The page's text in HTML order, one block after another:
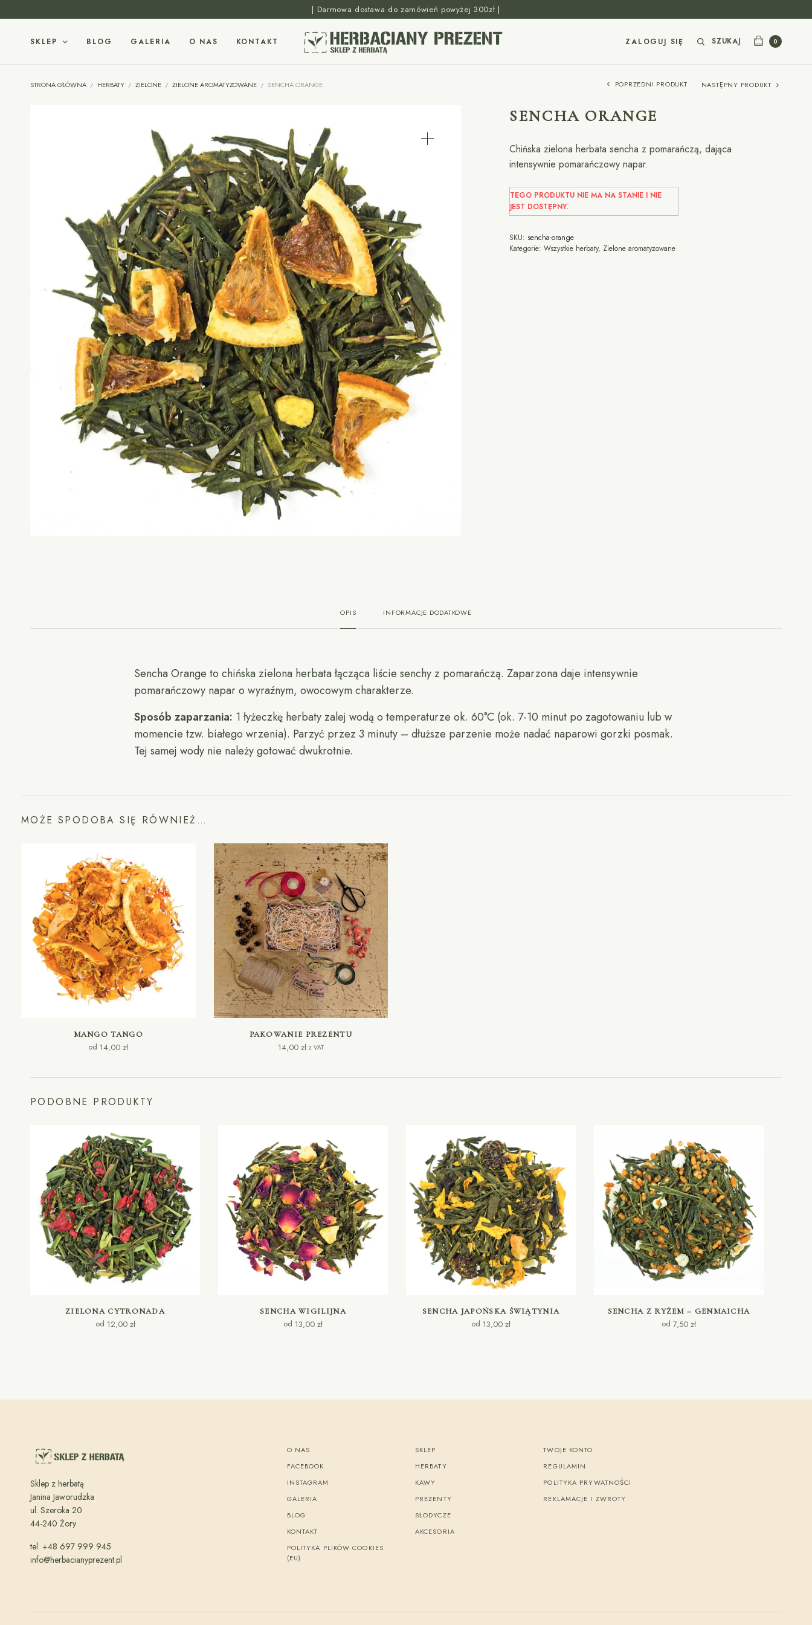
| Darmowa dostawa do zamówień powyżej 300zł |
SKLEP BLOG GALERIA O NAS KONTAKT ZALOGUJ SIĘ SZUKAJ 0
STRONA GŁÓWNA / HERBATY / ZIELONE / ZIELONE AROMATYZOWANE / SENCHA ORANGE POPRZEDNI PRODUKT NASTĘPNY PRODUKT
SENCHA ORANGE
Chińska zielona herbata sencha z pomarańczą, dająca
intensywnie pomarańczowy napar.
TEGO PRODUKTU NIE MA NA STANIE I NIE
JEST DOSTĘPNY.
SKU: sencha-orange
Kategorie:Wszystkie herbaty, Zielone aromatyzowane
OPIS INFORMACJE DODATKOWE
Sencha Orange to chińska zielona herbata łącząca liście senchy z pomarańczą. Zaparzona daje intensywnie
pomarańczowy napar o wyraźnym, owocowym charakterze.
Sposób zaparzania: 1 łyżeczkę herbaty zalej wodą o temperaturze ok. 60°C (ok. 7-10 minut po zagotowaniu lub w
momencie tzw. białego wrzenia). Parzyć przez 3 minuty – dłuższe parzenie może nadać naparowi gorzki posmak.
Tej samej wody nie należy gotować dwukrotnie.
MOŻE SPODOBA SIĘ RÓWNIEŻ…
WYBIERZ OPCJE
MANGO TANGO
od 14,00zł
DODAJ DO KOSZYKA
PAKOWANIE PREZENTU
14,00 zł z VAT
PODOBNE PRODUKTY
WYBIERZ OPCJE
ZIELONA CYTRONADA
od 12,00 zł
WYBIERZ OPCJE
SENCHA WIGILIJNA
od 13,00 zł
WYBIERZ OPCJE
SENCHA JAPOŃSKA ŚWIĄTYNIA
od 13,00 zł
WYBIERZ OPCJE
SENCHA Z RYŻEM – GENMAICHA
od 7,50 zł
Sklep z herbatą
Janina Jaworudzka
ul. Szeroka 20
44-240 Żory
tel. +48 697 999 945
info@herbacianyprezent.pl
O NAS
FACEBOOK
INSTAGRAM
GALERIA
BLOG
KONTAKT
POLITYKA PLIKÓW COOKIES
(EU)
SKLEP
HERBATY
KAWY
PREZENTY
SŁODYCZE
AKCESORIA
TWOJE KONTO
REGULAMIN
POLITYKA PRYWATNOŚCI
REKLAMACJE I ZWROTY